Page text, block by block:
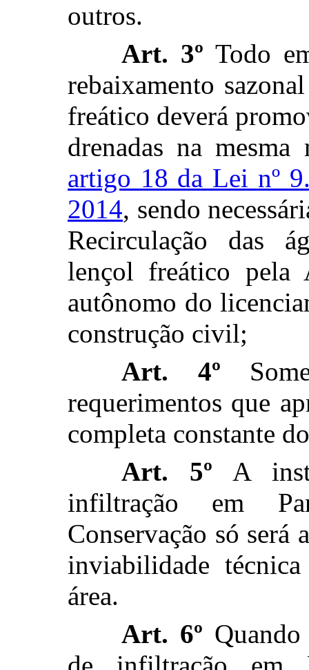
outros.
Art. 3º Todo
rebaixamento
freático deverá
drenadas na
artigo 18 da Lei nº
2014, sendo
Recirculação das
lençol freático pela
autônomo do
construção civil;
Art. 4º
requerimentos que
completa constante
Art. 5º A
infiltração em
Conservação só será
inviabilidade
área.
Art. 6º